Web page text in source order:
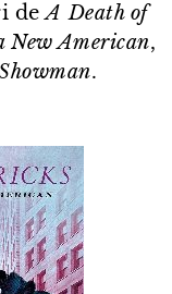
deA Death of
New American,
.